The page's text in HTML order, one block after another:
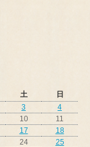
土 日
3
4
10
11
17
18
24
25